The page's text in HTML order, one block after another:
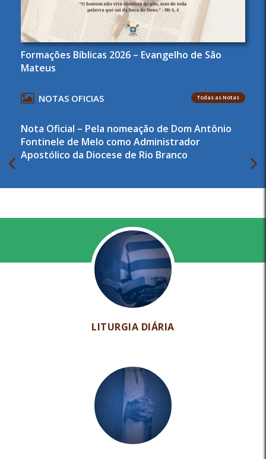
Formações Bíblicas 2026 – Evangelho de São
Mateus
NOTAS OFICIAS Todas as Notas
Nota Oficial – Pela nomeação de Dom Antônio
Fontinele de Melo como Administrador
Apostólico da Diocese de Rio Branco
LITURGIA DIÁRIA